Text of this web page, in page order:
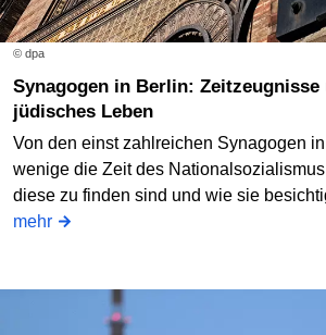
© dpa
Synagogen in Berlin: Zeitzeugnisse und neues
jüdisches Leben
Von den einst zahlreichen Synagogen
wenige die Zeit des
diese zu finden sind und wie sie
mehr